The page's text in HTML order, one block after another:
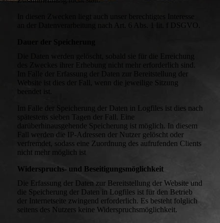
In diesen Zwecken liegt auch unser berechtigtes Interesse
an der Datenverarbeitung nach Art. 6 Abs. 1 lit. f DSGVO.
Die Daten werden gelöscht, sobald sie für die Erreichung
des Zweckes ihrer Erhebung nicht mehr erforderlich sind.
Im Falle der Erfassung der Daten zur Bereitstellung der
Website ist dies der Fall, wenn die jeweilige Sitzung
beendet ist.
Im Falle der Speicherung der Daten in Logfiles ist dies nach
spätestens sieben Tagen der Fall. Eine
darüberhinausgehende Speicherung ist möglich. In diesem
Fall werden die IP-Adressen der Nutzer gelöscht oder
verfremdet, sodass eine Zuordnung des aufrufenden Clients
nicht mehr möglich ist
Widerspruchs- und Beseitigungsmöglichkeit
Die Erfassung der Daten zur Bereitstellung der Website und
die Speicherung der Daten in Logfiles ist für den Betrieb
der Internetseite zwingend erforderlich. Es besteht folglich
seitens des Nutzers keine Widerspruchsmöglichkeit.